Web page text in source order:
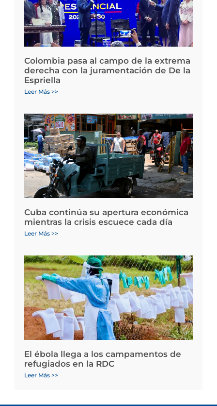
Colombia pasa al campo de la extrema
derecha con la juramentación de De la
Espriella
Leer Más >>
Cuba continúa su apertura económica
mientras la crisis escuece cada día
Leer Más >>
El ébola llega a los campamentos de
refugiados en la RDC
Leer Más >>